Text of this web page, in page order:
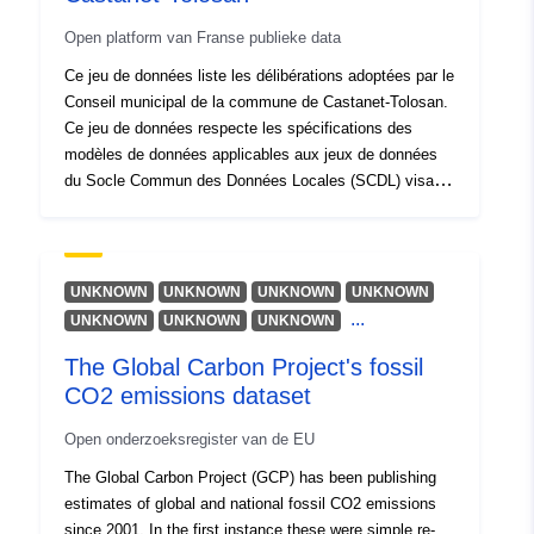
Open platform van Franse publieke data
Ce jeu de données liste les délibérations adoptées par le
Conseil municipal de la commune de Castanet-Tolosan.
Ce jeu de données respecte les spécifications des
modèles de données applicables aux jeux de données
du Socle Commun des Données Locales (SCDL) visant
(collectivités locales ou partenaires). La normalisation
SCDL du modèle de données des délibérations adoptées
par une collectivité locale a été élaborée en cherchant à
collectivités, mais aussi à préserver leur capacité à
automatiser la production du jeu de données. _[(en
_Au-delà des obligations légales de transmission au
contrôle de légalité et de publicité des actes des
autorités locales définies dans le Code Général des
Collectivités Territoriales, la publication en open data
UNKNOWN UNKNOWN UNKNOWN
UNKNOWN
UNKNOWN
UNKNOWN UNKNOWN ...
The Global Carbon Project's fossil
CO2 emissions dataset
Open onderzoeksregister van de EU
The Global Carbon Project (GCP) has been publishing
estimates of global and national fossil CO2 emissions
since 2001. In the first instance these were simple re-